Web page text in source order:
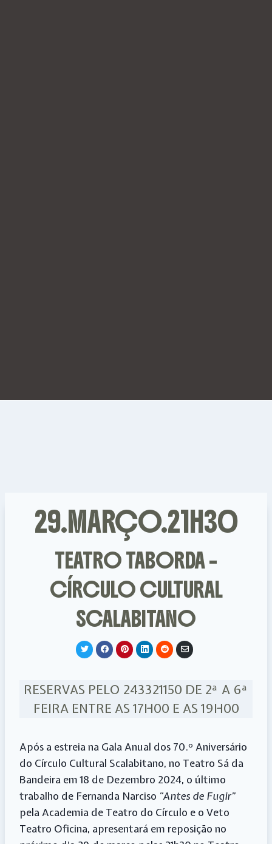
29.MARÇO.21H30
TEATRO TABORDA –
CÍRCULO CULTURAL
SCALABITANO
S
h
o
n
T
w
e
r
S
h
o
n
F
a
o
o
k
S
h
o
n
P
i
r
e
t
S
h
o
n
L
i
d
I
S
h
o
n
R
e
t
S
h
v
i
a
E
l
RESERVAS PELO 243321150 DE 2ª A 6ª
FEIRA ENTRE AS 17H00 E AS 19H00
Após a estreia na Gala Anual dos 70.º Aniversário
do Círculo Cultural Scalabitano, no Teatro Sá da
Bandeira em 18 de Dezembro 2024, o último
trabalho de Fernanda Narciso “Antes de Fugir”
pela Academia de Teatro do Círculo e o Veto
Teatro Oficina, apresentará em reposição no